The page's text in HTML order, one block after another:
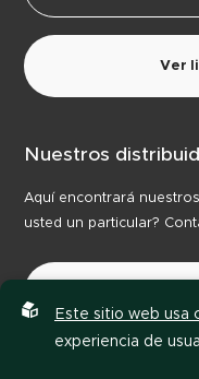
Ver
Nuestros
Aquí encontrará
usted un particular?
Este sitio web usa
experiencia de